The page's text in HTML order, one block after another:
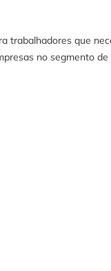
trabalhadores que
no segmento